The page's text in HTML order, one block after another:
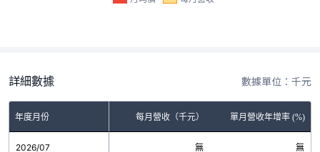
詳細數據 數據單位：千元
年度月份 每月營收（千元） 單月營收年增率 (%)
2026/07 無 無